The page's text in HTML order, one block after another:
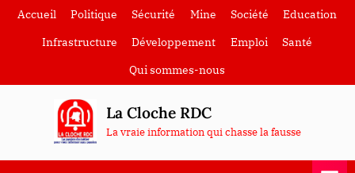
SkipAccueil Politique Sécurité Mine Société
Education
Infrastructure
Développement Emploi
Santé
Qui sommes-nous
La Cloche RDC
La vraie information qui chasse la fausse